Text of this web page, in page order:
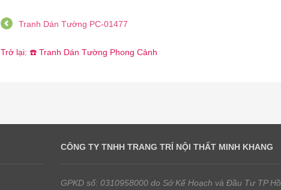
Tranh Dán Tường PC-01477
Trở lại: ☎️ Tranh Dán Tường Phong Cảnh
CÔNG TY TNHH TRANG TRÍ NỘI THẤT MINH KHANG
GPKD số: 0310958000 do Sở Kế Hoạch và Đầu Tư TP Hồ